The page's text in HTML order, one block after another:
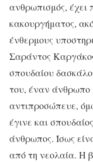
ανθρωπισμός, έχει
κακουργήματος,
ένθερμους
Σαράντος
σπουδαίου
του, έναν άνθρωπο
αντιπροσώπευε,
έγινε και
άνθρωπος. Ίσως
από τη νεολαία. Η